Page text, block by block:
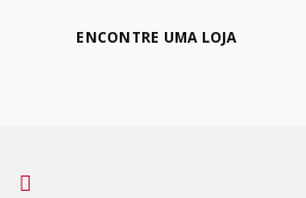
ENCONTRE UMA LOJA